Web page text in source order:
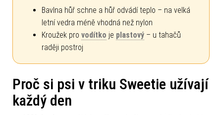
Bavlna hůř schne a hůř odvádí teplo – na velká
letní vedra méně vhodná než nylon
Kroužek pro vodítko je plastový – u tahačů
raději postroj
Proč si psi v triku Sweetie užívají
každý den